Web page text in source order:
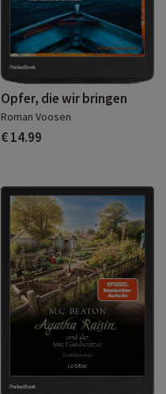
Opfer, die wir bringen
Roman Voosen
€ 14.99